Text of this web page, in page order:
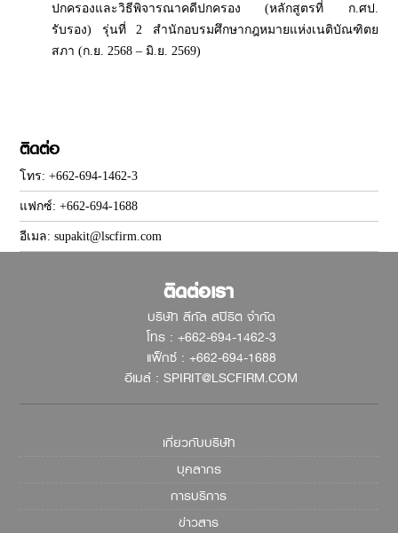
ปกครองและวิธีพิจารณาคดีปกครอง (หลักสูตรที่ ก.ศป.
รับรอง) รุ่นที่ 2 สำนักอบรมศึกษากฎหมายแห่งเนติบัณฑิตย
สภา (ก.ย. 2568 – มิ.ย. 2569)
ติดต่อ
โทร: +662-694-1462-3
แฟกซ์: +662-694-1688
อีเมล: supakit@lscfirm.com
ติดต่อเรา
บริษัท ลีกัล สปิริต จำกัด
โทร : +662-694-1462-3
แฟ็กซ์ : +662-694-1688
อีเมล์ : SPIRIT@LSCFIRM.COM
เกี่ยวกับบริษัท
บุคลากร
การบริการ
ข่าวสาร